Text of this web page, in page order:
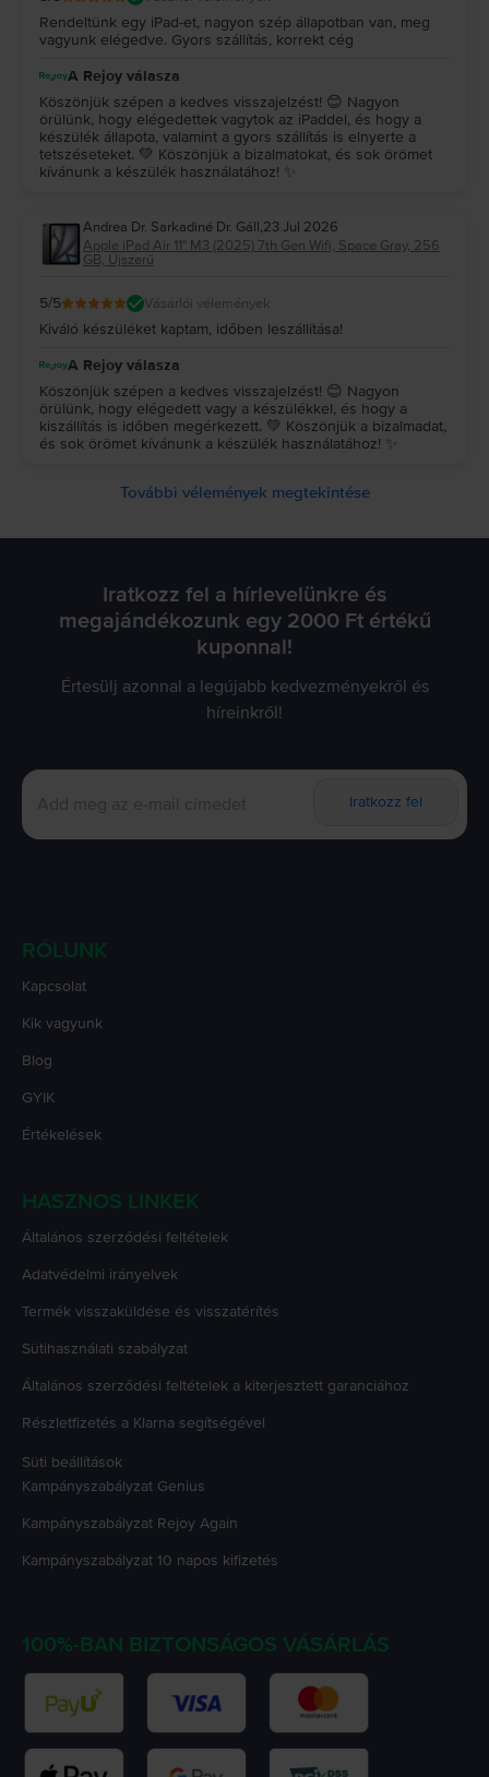
Rendeltünk egy iPad-et, nagyon szép állapotban van, meg
vagyunk elégedve. Gyors szállítás, korrekt cég
A Rejoy válasza
Köszönjük szépen a kedves visszajelzést! 😊 Nagyon
örülünk, hogy elégedettek vagytok az iPaddel, és hogy a
készülék állapota, valamint a gyors szállítás is elnyerte a
tetszéseteket. 💚 Köszönjük a bizalmatokat, és sok örömet
kívánunk a készülék használatához! ✨
Andrea Dr. Sarkadiné Dr. Gáll,23 Jul 2026
Apple iPad Air 11" M3 (2025) 7th Gen Wifi, Space Gray, 256
GB, Újszerű
5/5 Vásárlói vélemények
Kiváló készüléket kaptam, időben leszállítása!
A Rejoy válasza
Köszönjük szépen a kedves visszajelzést! 😊 Nagyon
örülünk, hogy elégedett vagy a készülékkel, és hogy a
kiszállítás is időben megérkezett. 💚 Köszönjük a bizalmadat,
és sok örömet kívánunk a készülék használatához! ✨
További vélemények megtekintése
Iratkozz fel a hírlevelünkre és
megajándékozunk egy 2000 Ft értékű
kuponnal!
Értesülj azonnal a legújabb kedvezményekről és
híreinkről!
Iratkozz fel
RÓLUNK
Kapcsolat
Kik vagyunk
Blog
GYIK
Értékelések
HASZNOS LINKEK
Általános szerződési feltételek
Adatvédelmi irányelvek
Termék visszaküldése és visszatérítés
Sütihasználati szabályzat
Általános szerződési feltételek a kiterjesztett garanciához
Részletfizetés a Klarna segítségével
Süti beállítások
Kampányszabályzat Genius
Kampányszabályzat Rejoy Again
Kampányszabályzat 10 napos kifizetés
100%-BAN BIZTONSÁGOS VÁSÁRLÁS